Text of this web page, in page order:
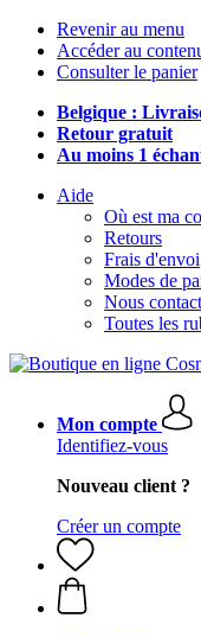
Revenir au menu
Accéder au
Consulter le panier
Belgique :
Retour gratuit
Au moins 1
Aide
Où est ma
Retours
Frais d'envoi
Modes de
Nous
Toutes les
Mon compte
Identifiez-vous
Nouveau client ?
Créer un compte